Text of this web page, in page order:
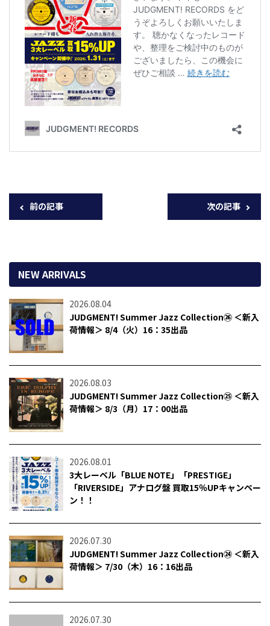
前の記事 次の記事
NEW ARRIVALS
2026.08.04
JUDGMENT! Summer Jazz Collection㉖ ＜新入
荷情報＞ 8/4（火）16：35出品
2026.08.03
JUDGMENT! Summer Jazz Collection㉕ ＜新入
荷情報＞ 8/3（月）17：00出品
2026.08.01
3大レーベル「BLUE NOTE」「PRESTIGE」
「RIVERSIDE」アナログ盤 買取15％UPキャンペー
ン！！
2026.07.30
JUDGMENT! Summer Jazz Collection㉔ ＜新入
荷情報＞ 7/30（木）16：16出品
2026.07.30